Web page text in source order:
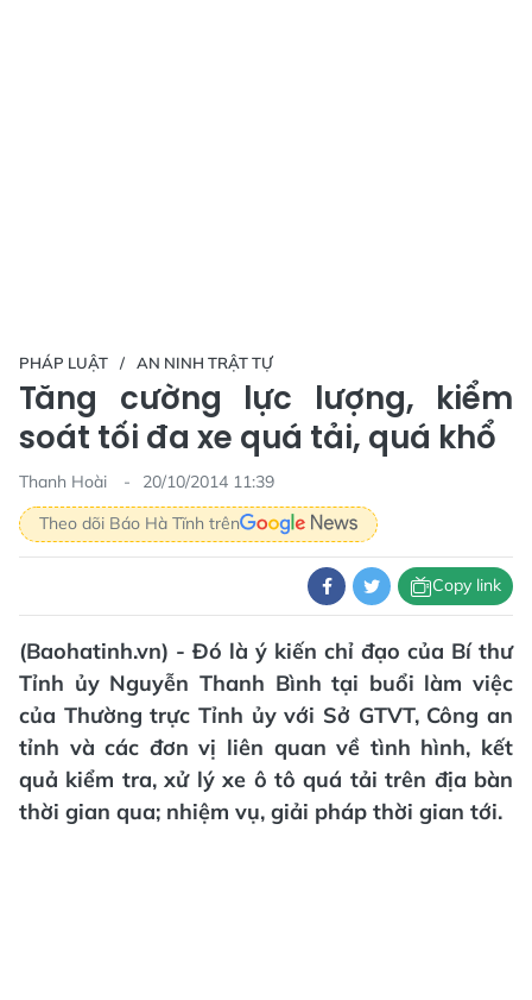
PHÁP LUẬT AN NINH TRẬT TỰ
Tăng cường lực lượng, kiểm
soát tối đa xe quá tải, quá khổ
Thanh Hoài
20/10/2014 11:39
Theo dõi Báo Hà Tĩnh trên
Copy link
(Baohatinh.vn) - Đó là ý kiến chỉ đạo của Bí thư
Tỉnh ủy Nguyễn Thanh Bình tại buổi làm việc
của Thường trực Tỉnh ủy với Sở GTVT, Công an
tỉnh và các đơn vị liên quan về tình hình, kết
quả kiểm tra, xử lý xe ô tô quá tải trên địa bàn
thời gian qua; nhiệm vụ, giải pháp thời gian tới.